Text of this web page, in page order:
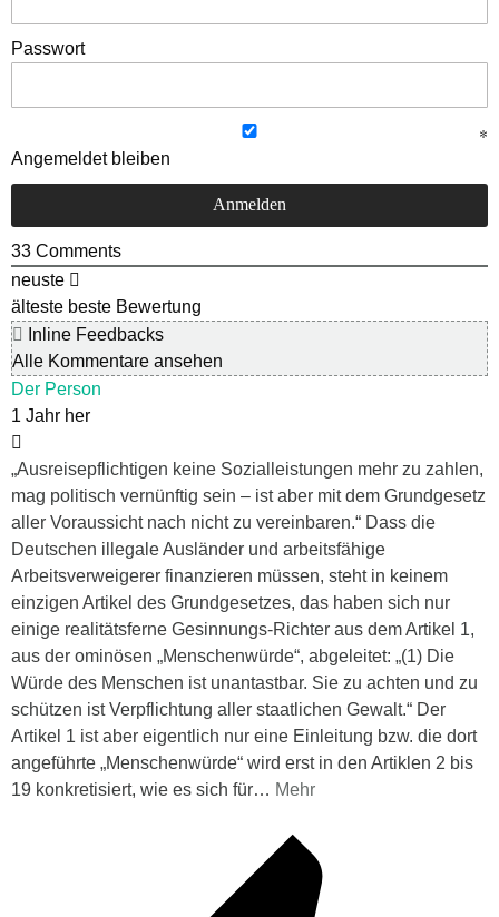
Passwort
Angemeldet bleiben
33 Comments
neuste
älteste beste Bewertung
Inline Feedbacks
Alle Kommentare ansehen
Der Person
1 Jahr her
„Ausreisepflichtigen keine Sozialleistungen mehr zu zahlen,
mag politisch vernünftig sein – ist aber mit dem Grundgesetz
aller Voraussicht nach nicht zu vereinbaren.“ Dass die
Deutschen illegale Ausländer und arbeitsfähige
Arbeitsverweigerer finanzieren müssen, steht in keinem
einzigen Artikel des Grundgesetzes, das haben sich nur
einige realitätsferne Gesinnungs-Richter aus dem Artikel 1,
aus der ominösen „Menschenwürde“, abgeleitet: „(1) Die
Würde des Menschen ist unantastbar. Sie zu achten und zu
schützen ist Verpflichtung aller staatlichen Gewalt.“ Der
Artikel 1 ist aber eigentlich nur eine Einleitung bzw. die dort
angeführte „Menschenwürde“ wird erst in den Artiklen 2 bis
19 konkretisiert, wie es sich für… Mehr